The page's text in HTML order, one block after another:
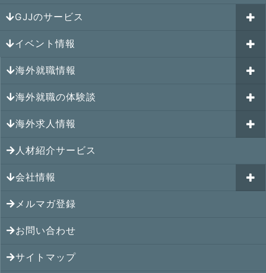
GJJのサービス
海外就職カウンセリング
はじめての海外就職セミナー
キャリアパスポートAI
GJJキャリア伴走プログラム
GJJキャリアコミュニティ
イベント情報
参加受付中のイベント
過去のイベント一覧
海外就職情報
アメリカの就職情報
カナダの就職情報
メキシコの就職情報
ヨーロッパの就職情報
オセアニアの就職情報
シンガポールの就職情報
マレーシアの就職情報
海外就職の体験談
海外就職その後の体験談
シンガポール就職の体験談
マレーシア就職の体験談
タイ就職の体験談
ベトナム就職の体験談
インドネシア就職の体験談
海外求人情報
シンガポールの求人
マレーシアの求人
タイの求人
ベトナムの求人
インドネシアの求人
人材紹介サービス
会社情報
アクセス
メンバー紹介
提携先
メルマガ登録
お問い合わせ
サイトマップ